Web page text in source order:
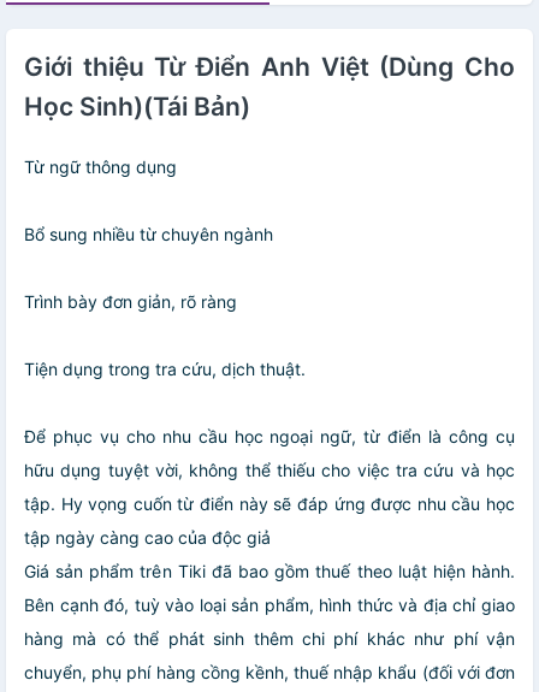
Giới thiệu Từ Điển Anh Việt (Dùng Cho
Học Sinh)(Tái Bản)
Từ ngữ thông dụng
Bổ sung nhiều từ chuyên ngành
Trình bày đơn giản, rõ ràng
Tiện dụng trong tra cứu, dịch thuật.
Để phục vụ cho nhu cầu học ngoại ngữ, từ điển là công cụ
hữu dụng tuyệt vời, không thể thiếu cho việc tra cứu và học
tập. Hy vọng cuốn từ điển này sẽ đáp ứng được nhu cầu học
tập ngày càng cao của độc giả
Giá sản phẩm trên Tiki đã bao gồm thuế theo luật hiện hành.
Bên cạnh đó, tuỳ vào loại sản phẩm, hình thức và địa chỉ giao
hàng mà có thể phát sinh thêm chi phí khác như phí vận
chuyển, phụ phí hàng cồng kềnh, thuế nhập khẩu (đối với đơn